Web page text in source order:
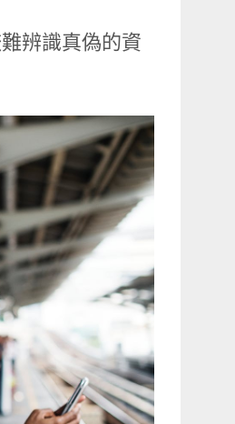
辨識真偽的資